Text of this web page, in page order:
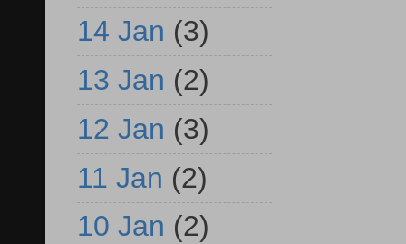
14 Jan (3)
13 Jan (2)
12 Jan (3)
11 Jan (2)
10 Jan (2)